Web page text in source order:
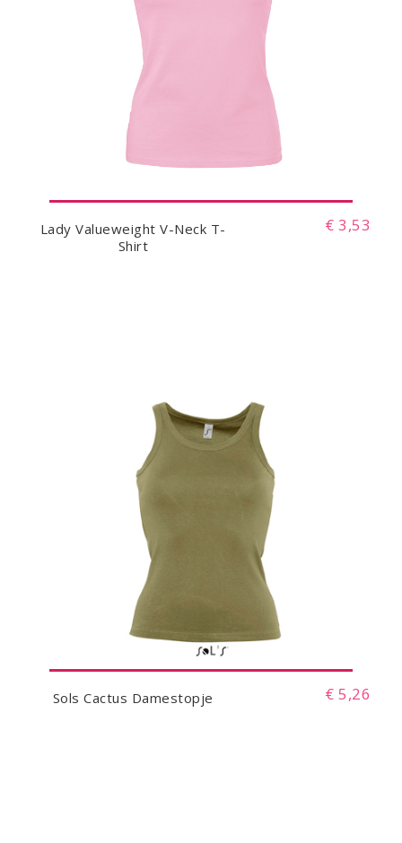
Lady Valueweight V-Neck T-
Shirt
€ 3,53
Sols Cactus Damestopje € 5,26